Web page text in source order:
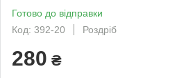
Готово до відправки
Код: 392-20
Роздріб
280 ₴